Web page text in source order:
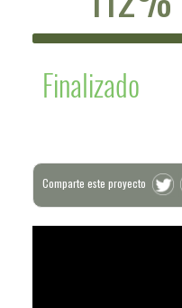
Finalizado
Comparte este proyecto